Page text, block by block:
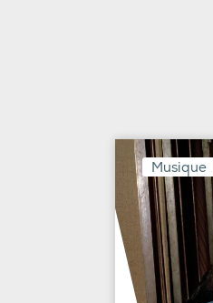
Musique